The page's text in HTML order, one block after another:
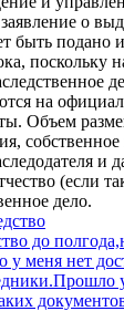
о
быть подано
поскольку
на
Объем
собственное
и
(если
дело.
до
у меня нет